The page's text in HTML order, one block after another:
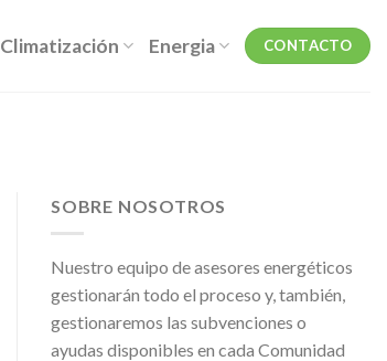
Climatización Energia CONTACTO
SOBRE NOSOTROS
Nuestro equipo de asesores energéticos
gestionarán todo el proceso y, también,
gestionaremos las subvenciones o
ayudas disponibles en cada Comunidad